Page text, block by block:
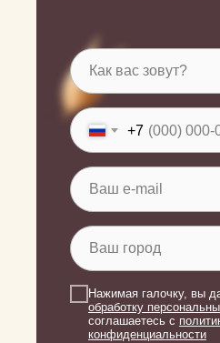
+7
Нажимая галочку, вы
обработку
соглашаетесь c
конфиденциальности